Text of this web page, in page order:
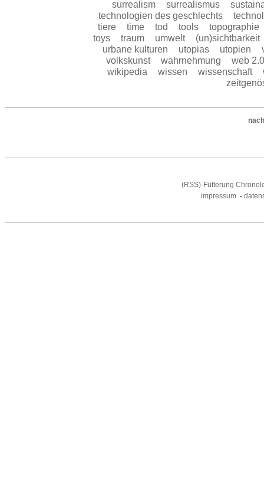
surrealism
surrealismus
technologien des geschlechts
tiere
time tod tools
topographie
toys
traum umwelt
(un)sichtbarkeit
urbane kulturen
utopias utopien
volkskunst
wahrnehmung
web 2.0
wikipedia
wissen wissenschaft
(RSS)-Fütterung
impressum -